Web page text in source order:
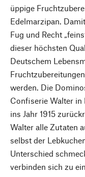
üppige
Edelmarzipan.
Fug und Recht
dieser höchsten
Deutschem
werden. Die
Confiserie Walter in
ins Jahr 1915
Walter alle Zutaten
selbst der
Unterschied
verbinden sich zu